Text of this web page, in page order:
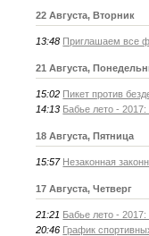
22 Августа, Вторник
13:48 Приглашаем все
21 Августа,
15:02 Пикет против
14:13 Бабье лето -
18 Августа, Пятница
15:57 Незаконная
17 Августа, Четверг
21:21 Бабье лето -
20:46 График